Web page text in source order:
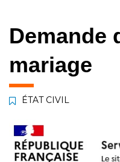
Demande
mariage
ÉTAT CIVIL